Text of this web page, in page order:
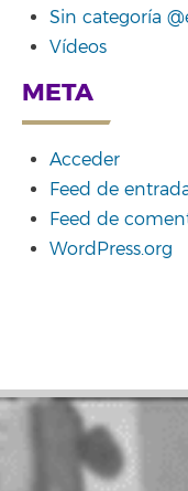
Sin categoría
Vídeos
META
Acceder
Feed de
Feed de
WordPress.org